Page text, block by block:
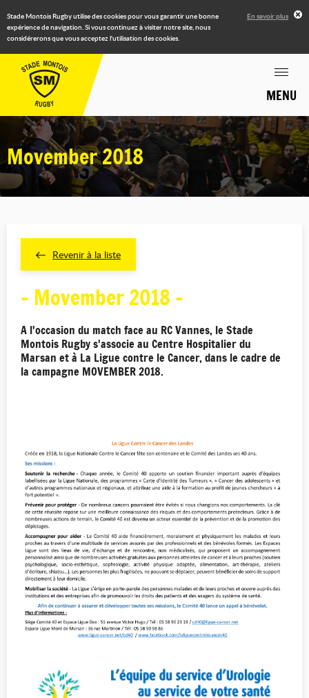
Stade Montois Rugby utilise des cookies pour vous garantir une bonne
expérience de navigation. Si vous continuez à visiter notre site, nous
considérerons que vous acceptez l'utilisation des cookies.
En savoir plus
MENU
Movember 2018
Revenir à la liste
- Movember 2018 -
A l'occasion du match face au RC Vannes, le Stade
Montois Rugby s'associe au Centre Hospitalier du
Marsan et à La Ligue contre le Cancer, dans le cadre de
la campagne MOVEMBER 2018.